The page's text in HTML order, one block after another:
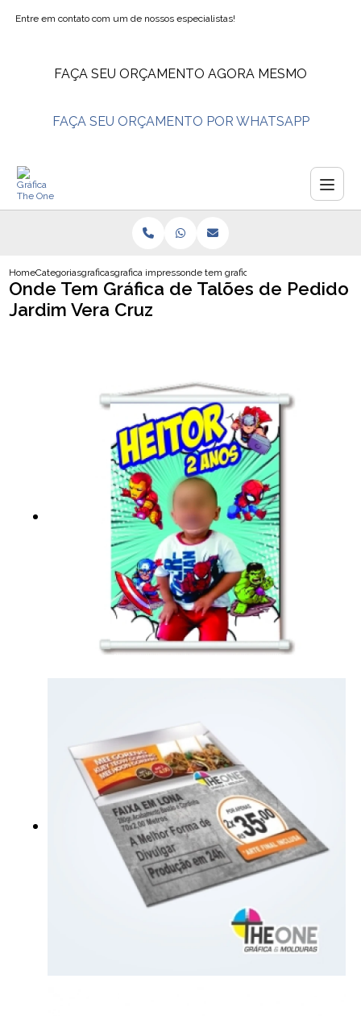
Entre em contato com um de nossos especialistas!
FAÇA SEU ORÇAMENTO AGORA MESMO
FAÇA SEU ORÇAMENTO POR WHATSAPP
HomeCategoriasgraficasgrafica impressao de banneronde tem grafica de taloes de pedido
Onde Tem Gráfica de Talões de Pedido
Jardim Vera Cruz